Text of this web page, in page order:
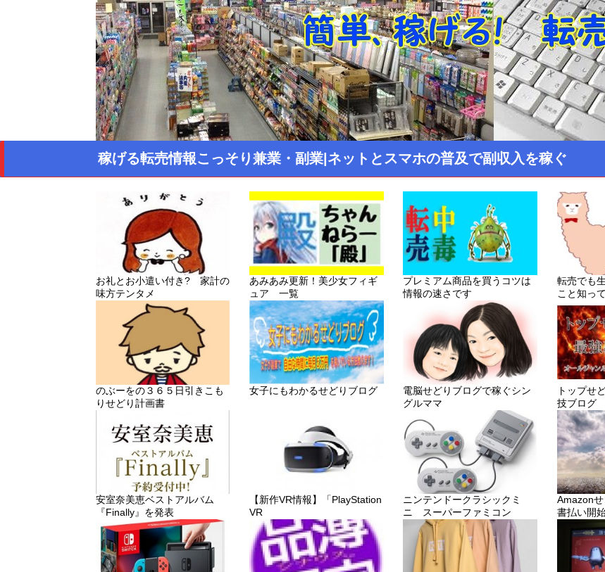
稼げる転売情報こっそり兼業・副業|ネットとスマホの普及で副収入を稼ぐ
お礼とお小遣い付き? 家計の
味方テンタメ
あみあみ更新！美少女フィギ
ュア 一覧
プレミアム商品を買うコツは
情報の速さです
転売でも
こと知っ
のぶーをの３６５日引きこも
りせどり計画書
女子にもわかるせどりブログ
電脳せどりブログで稼ぐシン
グルママ
トップせ
技ブログ
安室奈美恵ベストアルバム
『Finally』を発表
【新作VR情報】「PlayStation
VR
ニンテンドークラシックミ
ニ スーパーファミコン
Amazon
書払い開